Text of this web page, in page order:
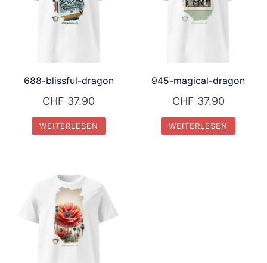
688-blissful-dragon
CHF 37.90
WEITERLESEN
945-magical-dragon
CHF 37.90
WEITERLESEN